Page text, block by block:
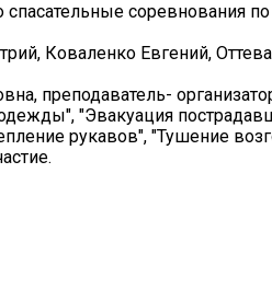
соревнования
Коваленко Евгений, Оттева
преподаватель-
"Эвакуация
рукавов", "Тушение